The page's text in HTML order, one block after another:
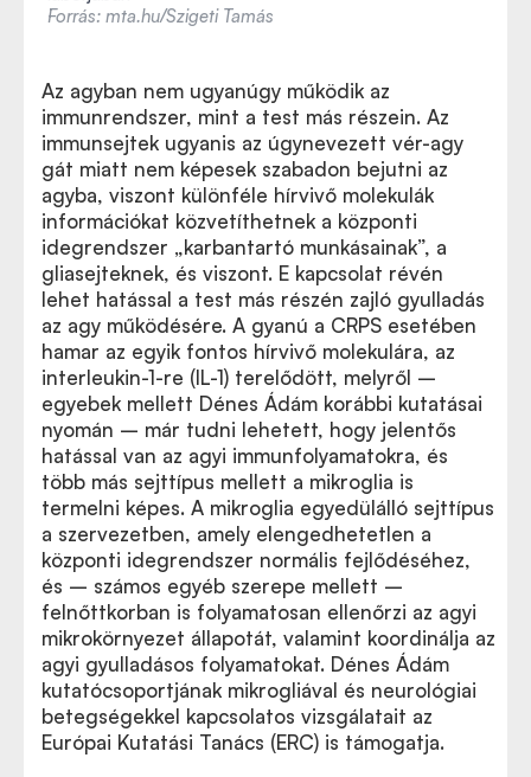
Forrás: mta.hu/Szigeti Tamás
Az agyban nem ugyanúgy működik az
immunrendszer, mint a test más részein. Az
immunsejtek ugyanis az úgynevezett vér-agy
gát miatt nem képesek szabadon bejutni az
agyba, viszont különféle hírvivő molekulák
információkat közvetíthetnek a központi
idegrendszer „karbantartó munkásainak”, a
gliasejteknek, és viszont. E kapcsolat révén
lehet hatással a test más részén zajló gyulladás
az agy működésére. A gyanú a CRPS esetében
hamar az egyik fontos hírvivő molekulára, az
interleukin-1-re (IL-1) terelődött, melyről –
egyebek mellett Dénes Ádám korábbi kutatásai
nyomán – már tudni lehetett, hogy jelentős
hatással van az agyi immunfolyamatokra, és
több más sejttípus mellett a mikroglia is
termelni képes. A mikroglia egyedülálló sejttípus
a szervezetben, amely elengedhetetlen a
központi idegrendszer normális fejlődéséhez,
és – számos egyéb szerepe mellett –
felnőttkorban is folyamatosan ellenőrzi az agyi
mikrokörnyezet állapotát, valamint koordinálja az
agyi gyulladásos folyamatokat. Dénes Ádám
kutatócsoportjának mikrogliával és neurológiai
betegségekkel kapcsolatos vizsgálatait az
Európai Kutatási Tanács (ERC) is támogatja.